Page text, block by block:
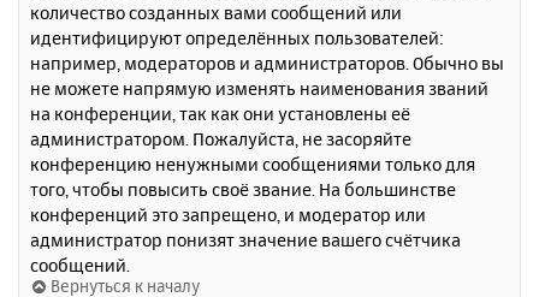
количество созданных вами сообщений или
идентифицируют определённых пользователей:
например, модераторов и администраторов. Обычно вы
не можете напрямую изменять наименования званий
на конференции, так как они установлены её
администратором. Пожалуйста, не засоряйте
конференцию ненужными сообщениями только для
того, чтобы повысить своё звание. На большинстве
конференций это запрещено, и модератор или
администратор понизят значение вашего счётчика
сообщений.
Вернуться к началу